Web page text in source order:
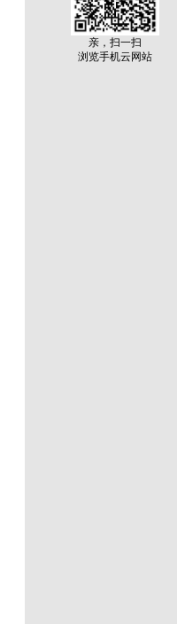
亲，扫一扫
浏览手机云网站